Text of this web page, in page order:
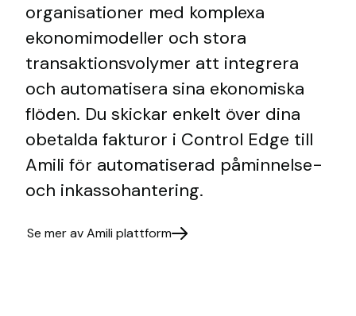
organisationer med komplexa
ekonomimodeller och stora
transaktionsvolymer att integrera
och automatisera sina ekonomiska
flöden. Du skickar enkelt över dina
obetalda fakturor i Control Edge till
Amili för automatiserad påminnelse-
och inkassohantering.
Se mer av Amili plattform